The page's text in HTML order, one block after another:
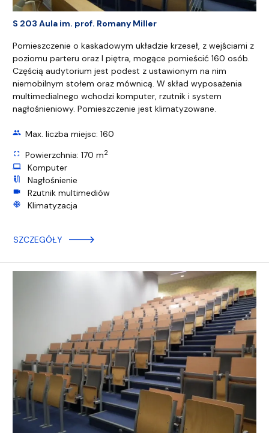
S 203 Aula im. prof. Romany Miller
Pomieszczenie o kaskadowym układzie krzeseł, z wejściami z
poziomu parteru oraz I piętra, mogące pomieścić 160 osób.
Częścią audytorium jest podest z ustawionym na nim
niemobilnym stołem oraz mównicą. W skład wyposażenia
multimedialnego wchodzi komputer, rzutnik i system
nagłośnieniowy. Pomieszczenie jest klimatyzowane.
group Max. liczba miejsc: 160
fullscreen Powierzchnia: 170 m2
computer
Komputer
mic_external_on Nagłośnienie
videocam Rzutnik multimediów
ac_unit Klimatyzacja
SZCZEGÓŁY